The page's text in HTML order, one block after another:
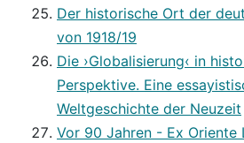
Der historische Ort der
von 1918/19
Die ›Globalisierung‹ in
Perspektive. Eine
Weltgeschichte der Neuzeit
Vor 90 Jahren - Ex Oriente